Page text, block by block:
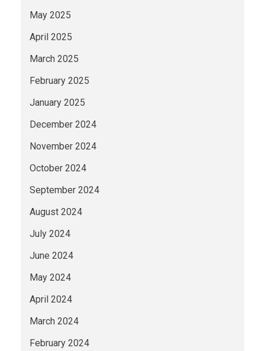
May 2025
April 2025
March 2025
February 2025
January 2025
December 2024
November 2024
October 2024
September 2024
August 2024
July 2024
June 2024
May 2024
April 2024
March 2024
February 2024